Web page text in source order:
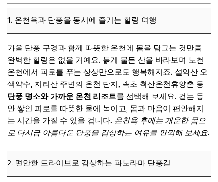
1. 온천욕과 단풍을 동시에 즐기는 힐링 여행
가을 단풍 구경과 함께 따뜻한 온천에 몸을 담그는 것만큼
완벽한 힐링은 없을 거예요. 붉게 물든 산을 바라보며 노천
온천에서 피로를 푸는 상상만으로도 행복해지죠. 설악산 오
색약수, 지리산 주변의 온천 단지, 속초 척산온천휴양촌 등
단풍 명소와 가까운 온천 리조트를 선택해 보세요. 걷는 동
안 쌓인 피로를 따뜻한 물에 녹이고, 몸과 마음이 편안해지
는 시간을 가질 수 있을 겁니다. 온천욕 후에는 개운한 몸으
로 다시금 아름다운 단풍을 감상하는 여유를 만끽해 보세요.
2. 편안한 드라이브로 감상하는 파노라마 단풍길